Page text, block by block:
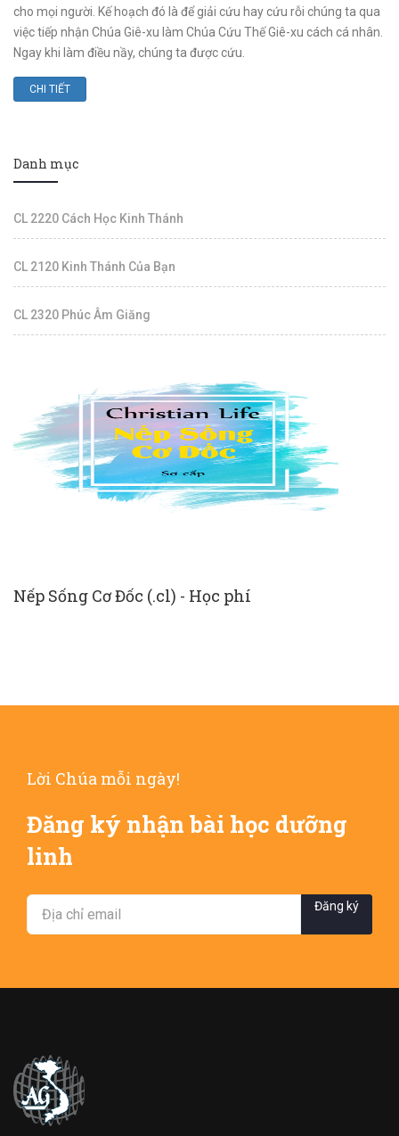
cho mọi người. Kế hoạch đó là để giải cứu hay cứu rỗi chúng ta qua
việc tiếp nhận Chúa Giê-xu làm Chúa Cứu Thế Giê-xu cách cá nhân.
Ngay khi làm điều nầy, chúng ta được cứu.
CHI TIẾT
Danh mục
CL 2220 Cách Học Kinh Thánh
CL 2120 Kinh Thánh Của Bạn
CL 2320 Phúc Âm Giăng
Nếp Sống Cơ Đốc (.cl) - Học phí
Lời Chúa mỗi ngày!
Đăng ký nhận bài học dưỡng
linh
Đăng ký